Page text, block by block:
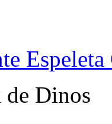
Espeleta
de Dinos